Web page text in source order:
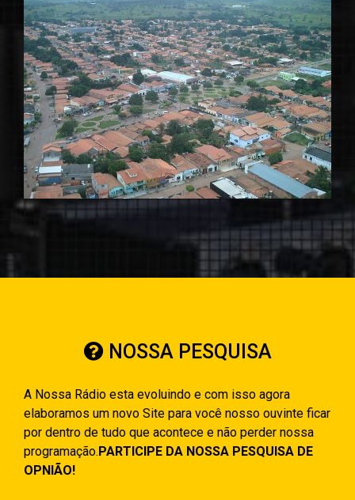
NOSSA PESQUISA
A Nossa Rádio esta evoluindo e com isso agora
elaboramos um novo Site para você nosso ouvinte ficar
por dentro de tudo que acontece e não perder nossa
programação.PARTICIPE DA NOSSA PESQUISA DE
OPNIÃO!